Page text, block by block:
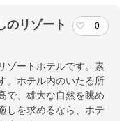
のリゾート
0
ゾートホテルです。素
。ホテル内のいたる所
で、雄大な自然を眺め
しを求めるなら、ホテ